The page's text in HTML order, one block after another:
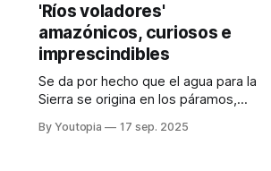
'Ríos voladores'
amazónicos, curiosos e
imprescindibles
Se da por hecho que el agua para la
Sierra se origina en los páramos,
de agua traídas por los vientos
By Youtopia 17 sep. 2025